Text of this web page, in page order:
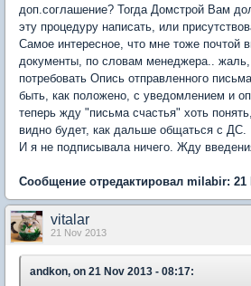
доп.соглашение? Тогда Домстрой Вам
эту процедуру написать, или
Самое интересное, что мне тоже почтой
документы, по словам менеджера.. жаль,
потребовать Опись отправленного
быть, как положено, с уведомлением и
теперь жду "письма счастья" хоть
видно будет, как дальше общаться с ДС.
И я не подписывала ничего. Жду
Сообщение отредактировал milabir: 21
vitalar
21 Nov 2013
andkon, on 21 Nov 2013 - 08:17: